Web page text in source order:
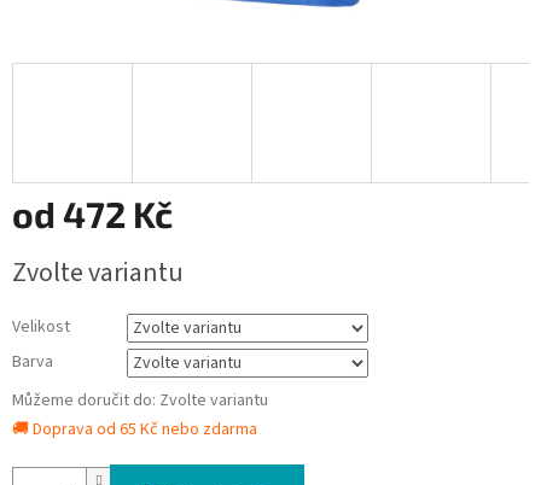
od 472 Kč
cena:
Zvolte variantu
Velikost
Barva
Můžeme doručit do: Zvolte variantu
🚚 Doprava od 65 Kč nebo zdarma